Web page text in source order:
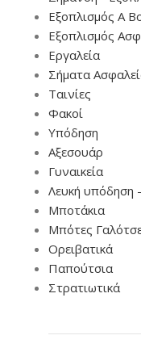
Εξοπλισμός Α
Εξοπλισμός
Εργαλεία
Σήματα
Ταινίες
Φακοί
Υπόδηση
Αξεσουάρ
Γυναικεία
Λευκή υπόδηση
Μποτάκια
Μπότες
Ορειβατικά
Παπούτσια
Στρατιωτικά